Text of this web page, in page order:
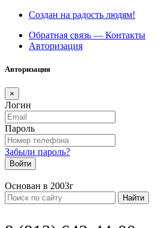
Создан на радость людям!
Обратная связь — Контакты
Авторизация
Авторизация
×
Логин
Пароль
Забыли пароль?
Войти
Основан в 2003г
Найти